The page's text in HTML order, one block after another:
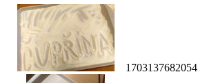
1703137682054